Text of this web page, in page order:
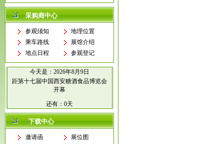
采购商中心
参观须知
地理位置
乘车路线
展馆介绍
地点日程
参观登记
今天是： 2026年8月9日
距第十七届中国西安糖酒食品博览会
开幕
还有： 0天
下载中心
邀请函
展位图